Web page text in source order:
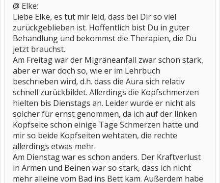
@ Elke:
Liebe Elke, es tut mir leid, dass bei Dir so viel
zurückgeblieben ist. Hoffentlich bist Du in guter
Behandlung und bekommst die Therapien, die Du
jetzt brauchst.
Am Freitag war der Migräneanfall zwar schon stark,
aber er war doch so, wie er im Lehrbuch
beschrieben wird, d.h. dass die Aura sich relativ
schnell zurückbildet. Allerdings die Kopfschmerzen
hielten bis Dienstags an. Leider wurde er nicht als
solcher für ernst genommen, da ich auf der linken
Kopfseite schon einige Tage Schmerzen hatte und
mir so beide Kopfseiten wehtaten, die rechte
allerdings etwas mehr.
Am Dienstag war es schon anders. Der Kraftverlust
in Armen und Beinen war so stark, dass ich nicht
mehr alleine vom Bad ins Bett kam. Außerdem habe